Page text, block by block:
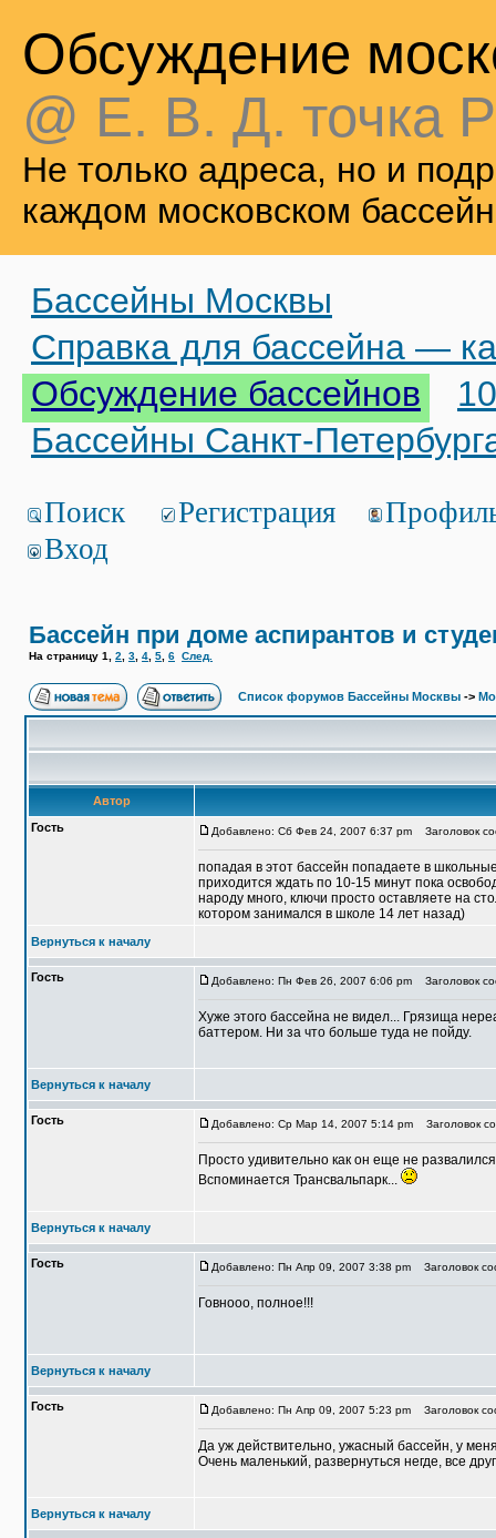
Обсуждение
@ Е. В. Д. точка
Не только адреса, но и
каждом московском
Бассейны Москвы
Справка для бассейна —
Обсуждение бассейнов
Бассейны Санкт-
Поиск Регистрация
Вход
Бассейн при доме аспирантов и
На страницу 1 2 3 4 5 6 След.
Список форумов Бассейны Москвы ->
Автор
Гость
Добавлено: Сб Фев 24, 2007 6:37 pm Заголовок
попадая в этот бассейн попадаете в
приходится ждать по 10-15 минут пока
народу много, ключи просто оставляете на
котором занимался в школе 14 лет назад)
Вернуться к началу
Гость Добавлено: Пн Фев 26, 2007 6:06 pm Заголовок
Хуже этого бассейна не видел... Грязища
баттером. Ни за что больше туда не пойду.
Вернуться к началу
Гость Добавлено: Ср Мар 14, 2007 5:14 pm Заголовок
Просто удивительно как он еще не
Вспоминается Трансвальпарк...
Вернуться к началу
Гость Добавлено: Пн Апр 09, 2007 3:38 pm Заголовок
Говнооо, полное!!!
Вернуться к началу
Гость Добавлено: Пн Апр 09, 2007 5:23 pm Заголовок
Да уж действительно, ужасный бассейн, у
Очень маленький, развернуться негде, все
Вернуться к началу